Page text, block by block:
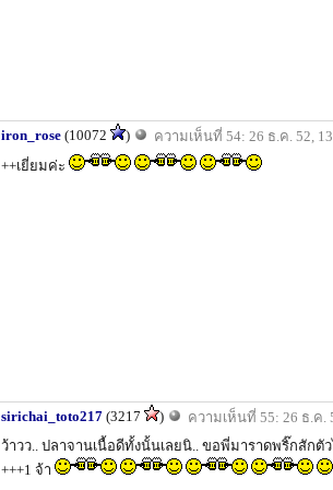
iron_rose (10072 )
ความเห็นที่ 54: 26 ธ.ค. 52,
++เยี่ยมค่ะ
sirichai_toto217 (3217 )
ความเห็นที่ 55: 26 ธ.ค.
ว้าวว.. ปลาจานเนื้อดีทั้งนั้นเลยนิ.. ขอพี่มาราดพริ๊กสักตั
+++1 จ้า